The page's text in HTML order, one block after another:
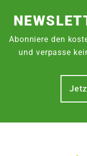
Abonniere den
und verpasse